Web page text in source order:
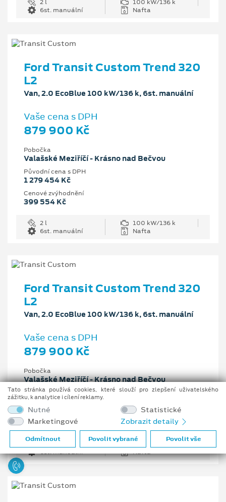
2 l
100 kW/136 k
6st. manuální
Nafta
Ford Transit Custom Trend 320
L2
Van, 2.0 EcoBlue 100 kW/136 k, 6st. manuální
Vaše cena s DPH
879 900 Kč
Pobočka
Valašské Meziříčí - Krásno nad Bečvou
Původní cena s DPH
1 279 454 Kč
Cenové zvýhodnění
399 554 Kč
2 l
100 kW/136 k
6st. manuální
Nafta
Ford Transit Custom Trend 320
L2
Van, 2.0 EcoBlue 100 kW/136 k, 6st. manuální
Vaše cena s DPH
879 900 Kč
Pobočka
Valašské Meziříčí - Krásno nad Bečvou
Původní cena s DPH
1 279 454 Kč
Cenové zvýhodnění
399 554 Kč
6st. manuální
Nafta
Tato stránka používá cookies, které slouží pro zlepšení uživatelského
zážitku, k analytice i cílení reklamy.
Nutné
Statistické
Marketingové
Zobrazit detaily
Odmítnout Povolit vybrané Povolit vše